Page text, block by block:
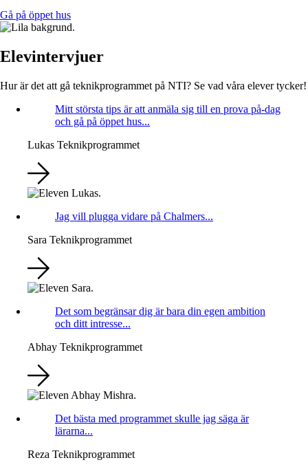
Gå på öppet hus
Elevintervjuer
Hur är det att gå teknikprogrammet på NTI? Se vad våra elever tycker!
Mitt största tips är att anmäla sig till en prova på-dag
och gå på öppet hus...
Lukas Teknikprogrammet
Jag vill plugga vidare på Chalmers...
Sara Teknikprogrammet
Det som begränsar dig är bara din egen ambition
och ditt intresse...
Abhay Teknikprogrammet
Det bästa med programmet skulle jag säga är
lärarna...
Reza Teknikprogrammet